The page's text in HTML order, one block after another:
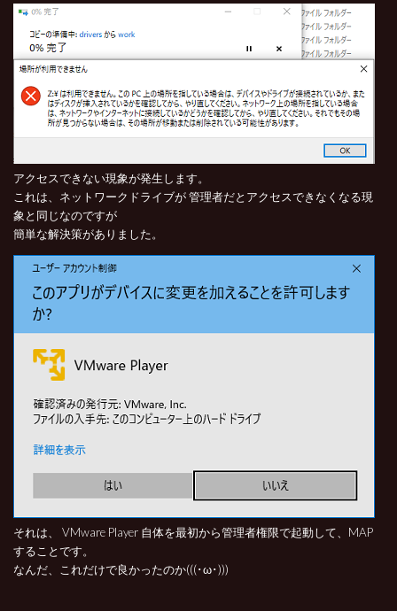
アクセスできない現象が発生します。
これは、ネットワークドライブが 管理者だとアクセスできなくなる現
象と同じなのですが
簡単な解決策がありました。
それは、 VMware Player 自体を最初から管理者権限で起動して、MAP
することです。
なんだ、これだけで良かったのか(((･ω･)))